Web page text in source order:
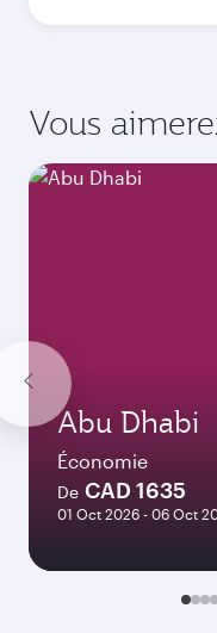
Vous
Abu Dhabi
Économie
De CAD 1635
01 Oct 2026 - 06 Oct